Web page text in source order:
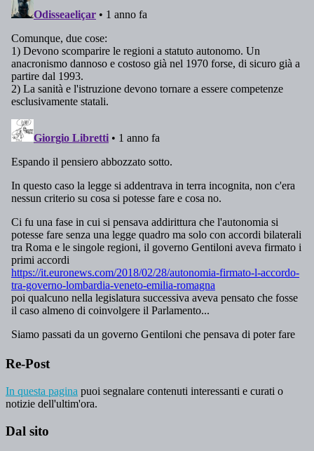
Re-Post
In questa pagina puoi segnalare contenuti interessanti e curati o
notizie dell'ultim'ora.
Dal sito